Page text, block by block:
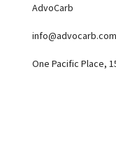
AdvoCarb
info@advocarb.com
One Pacific Place,